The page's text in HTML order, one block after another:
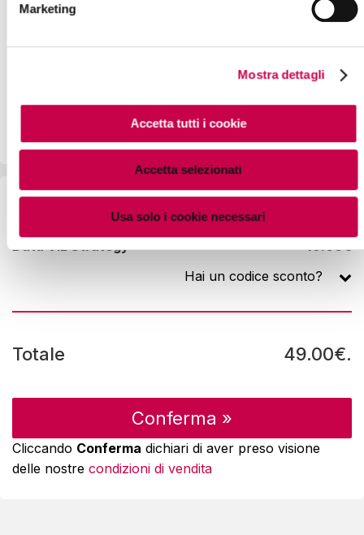
Marketing
Mostra dettagli
Accetta tutti i cookie
Accetta selezionati
Usa solo i cookie necessari
Riepilogo Ordine
Data Viz Strategy
49.00€
Hai un codice sconto?
Totale 49.00€.
Cliccando Conferma dichiari di aver preso visione
delle nostre condizioni di vendita